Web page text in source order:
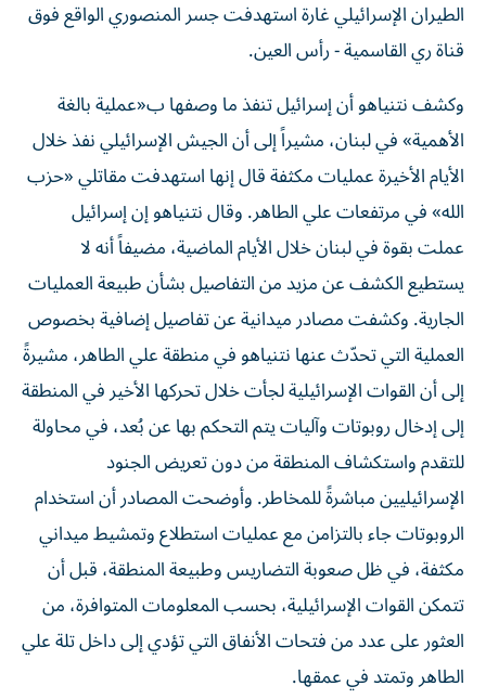
الطيران الإسرائيلي غارة استهدفت جسر المنصوري الواقع فوق
قناة ري القاسمية - رأس العين.
وكشف نتنياهو أن إسرائيل تنفذ ما وصفها ب«عملية بالغة
الأهمية» في لبنان، مشيراً إلى أن الجيش الإسرائيلي نفذ خلال
الأيام الأخيرة عمليات مكثفة قال إنها استهدفت مقاتلي «حزب
الله» في مرتفعات علي الطاهر. وقال نتنياهو إن إسرائيل
عملت بقوة في لبنان خلال الأيام الماضية، مضيفاً أنه لا
يستطيع الكشف عن مزيد من التفاصيل بشأن طبيعة العمليات
الجارية. وكشفت مصادر ميدانية عن تفاصيل إضافية بخصوص
العملية التي تحدّث عنها نتنياهو في منطقة علي الطاهر، مشيرةً
إلى أن القوات الإسرائيلية لجأت خلال تحركها الأخير في المنطقة
إلى إدخال روبوتات وآليات يتم التحكم بها عن بُعد، في محاولة
للتقدم واستكشاف المنطقة من دون تعريض الجنود
الإسرائيليين مباشرةً للمخاطر. وأوضحت المصادر أن استخدام
الروبوتات جاء بالتزامن مع عمليات استطلاع وتمشيط ميداني
مكثفة، في ظل صعوبة التضاريس وطبيعة المنطقة، قبل أن
تتمكن القوات الإسرائيلية، بحسب المعلومات المتوافرة، من
العثور على عدد من فتحات الأنفاق التي تؤدي إلى داخل تلة علي
الطاهر وتمتد في عمقها.